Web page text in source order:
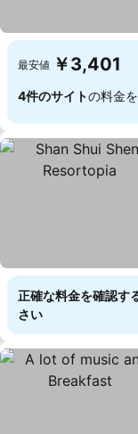
最安値 ￥3,401
4件のサイトの料金
正確な料金を確認す
さい